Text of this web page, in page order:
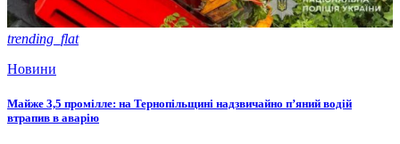
trending_flat
Новини
Майже 3,5 промілле: на Тернопільщині надзвичайно п’яний водій
втрапив в аварію